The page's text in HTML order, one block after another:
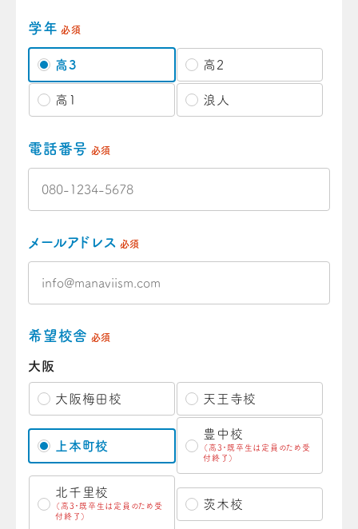
学年 必須
高3 高2
高1 浪人
電話番号 必須
メールアドレス 必須
希望校舎 必須
大阪
大阪梅田校 天王寺校
上本町校
豊中校
（高3・既卒生は定員のため受
付終了）
北千里校
（高3・既卒生は定員のため受
付終了）
茨木校